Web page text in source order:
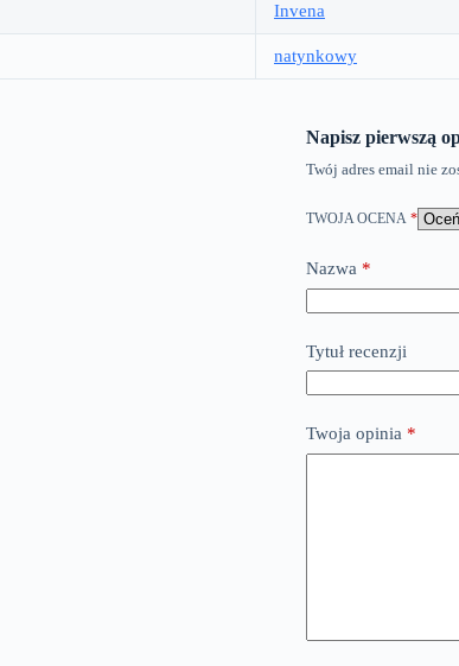
Invena
natynkowy
Napisz pierwszą
Twój adres email nie
TWOJA OCENA *
Nazwa*
Tytuł recenzji
Twoja opinia *